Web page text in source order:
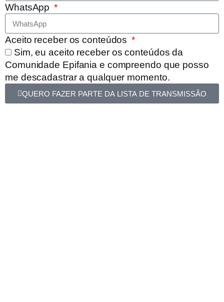
WhatsApp
Aceito receber os conteúdos
Sim, eu aceito receber os conteúdos da
Comunidade Epifania e compreendo que posso
me descadastrar a qualquer momento.
QUERO FAZER PARTE DA LISTA DE TRANSMISSÃO